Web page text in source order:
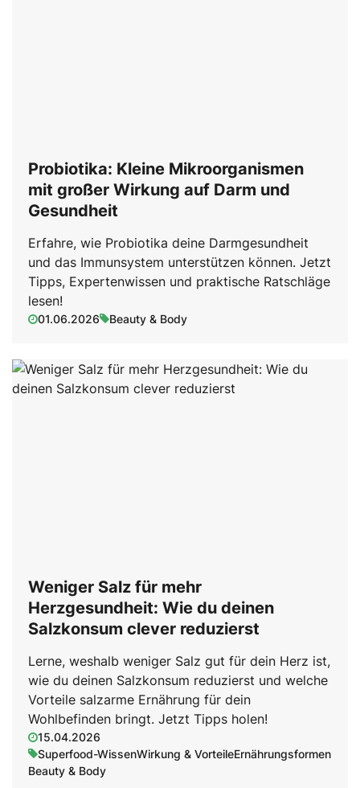
Probiotika: Kleine Mikroorganismen
mit großer Wirkung auf Darm und
Gesundheit
Erfahre, wie Probiotika deine Darmgesundheit
und das Immunsystem unterstützen können. Jetzt
Tipps, Expertenwissen und praktische Ratschläge
lesen!
01.06.2026 Beauty & Body
Weniger Salz für mehr
Herzgesundheit: Wie du deinen
Salzkonsum clever reduzierst
Lerne, weshalb weniger Salz gut für dein Herz ist,
wie du deinen Salzkonsum reduzierst und welche
Vorteile salzarme Ernährung für dein
Wohlbefinden bringt. Jetzt Tipps holen!
15.04.2026
Superfood-WissenWirkung & VorteileErnährungsformen
Beauty & Body